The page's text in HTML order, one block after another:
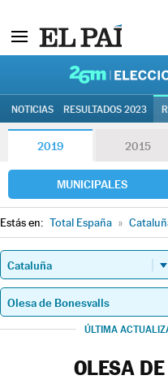
NOTICIAS RESULTADOS 2023
2019 2015
MUNICIPALES
Estás en: Total España »
ÚLTIMA
OLESA